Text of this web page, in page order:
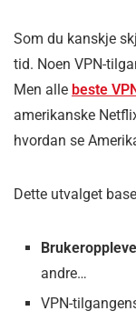
Som du kanskje
tid. Noen VPN-
Men alle beste
amerikanske
hvordan se
Dette utvalget
andre…
VPN-